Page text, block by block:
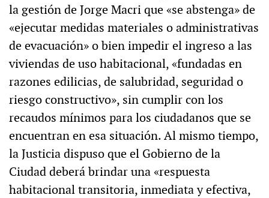
la gestión de Jorge Macri que «se abstenga» de
«ejecutar medidas materiales o administrativas
de evacuación» o bien impedir el ingreso a las
viviendas de uso habitacional, «fundadas en
razones edilicias, de salubridad, seguridad o
riesgo constructivo», sin cumplir con los
recaudos mínimos para los ciudadanos que se
encuentran en esa situación. Al mismo tiempo,
la Justicia dispuso que el Gobierno de la
Ciudad deberá brindar una «respuesta
habitacional transitoria, inmediata y efectiva,